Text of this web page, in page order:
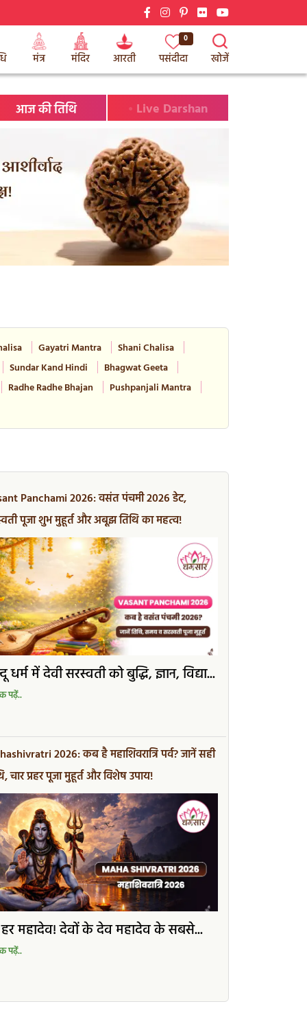
मंत्र मंदिर आरती
0
पसंदीदा खोजें
आज की तिथि . Live Darshan
Gayatri Mantra
Shani Chalisa
Sundar Kand Hindi
Bhagwat Geeta
Radhe Radhe Bhajan
Pushpanjali Mantra
Panchami 2026: वसंत पंचमी 2026 डेट,
पूजा शुभ मुहूर्त और अबूझ तिथि का महत्व!
धर्म में देवी सरस्वती को बुद्धि, ज्ञान, विद्या...
पढ़ें..
2026: कब है महाशिवरात्रि पर्व? जानें सही
चार प्रहर पूजा मुहूर्त और विशेष उपाय!
महादेव! देवों के देव महादेव के सबसे...
पढ़ें..